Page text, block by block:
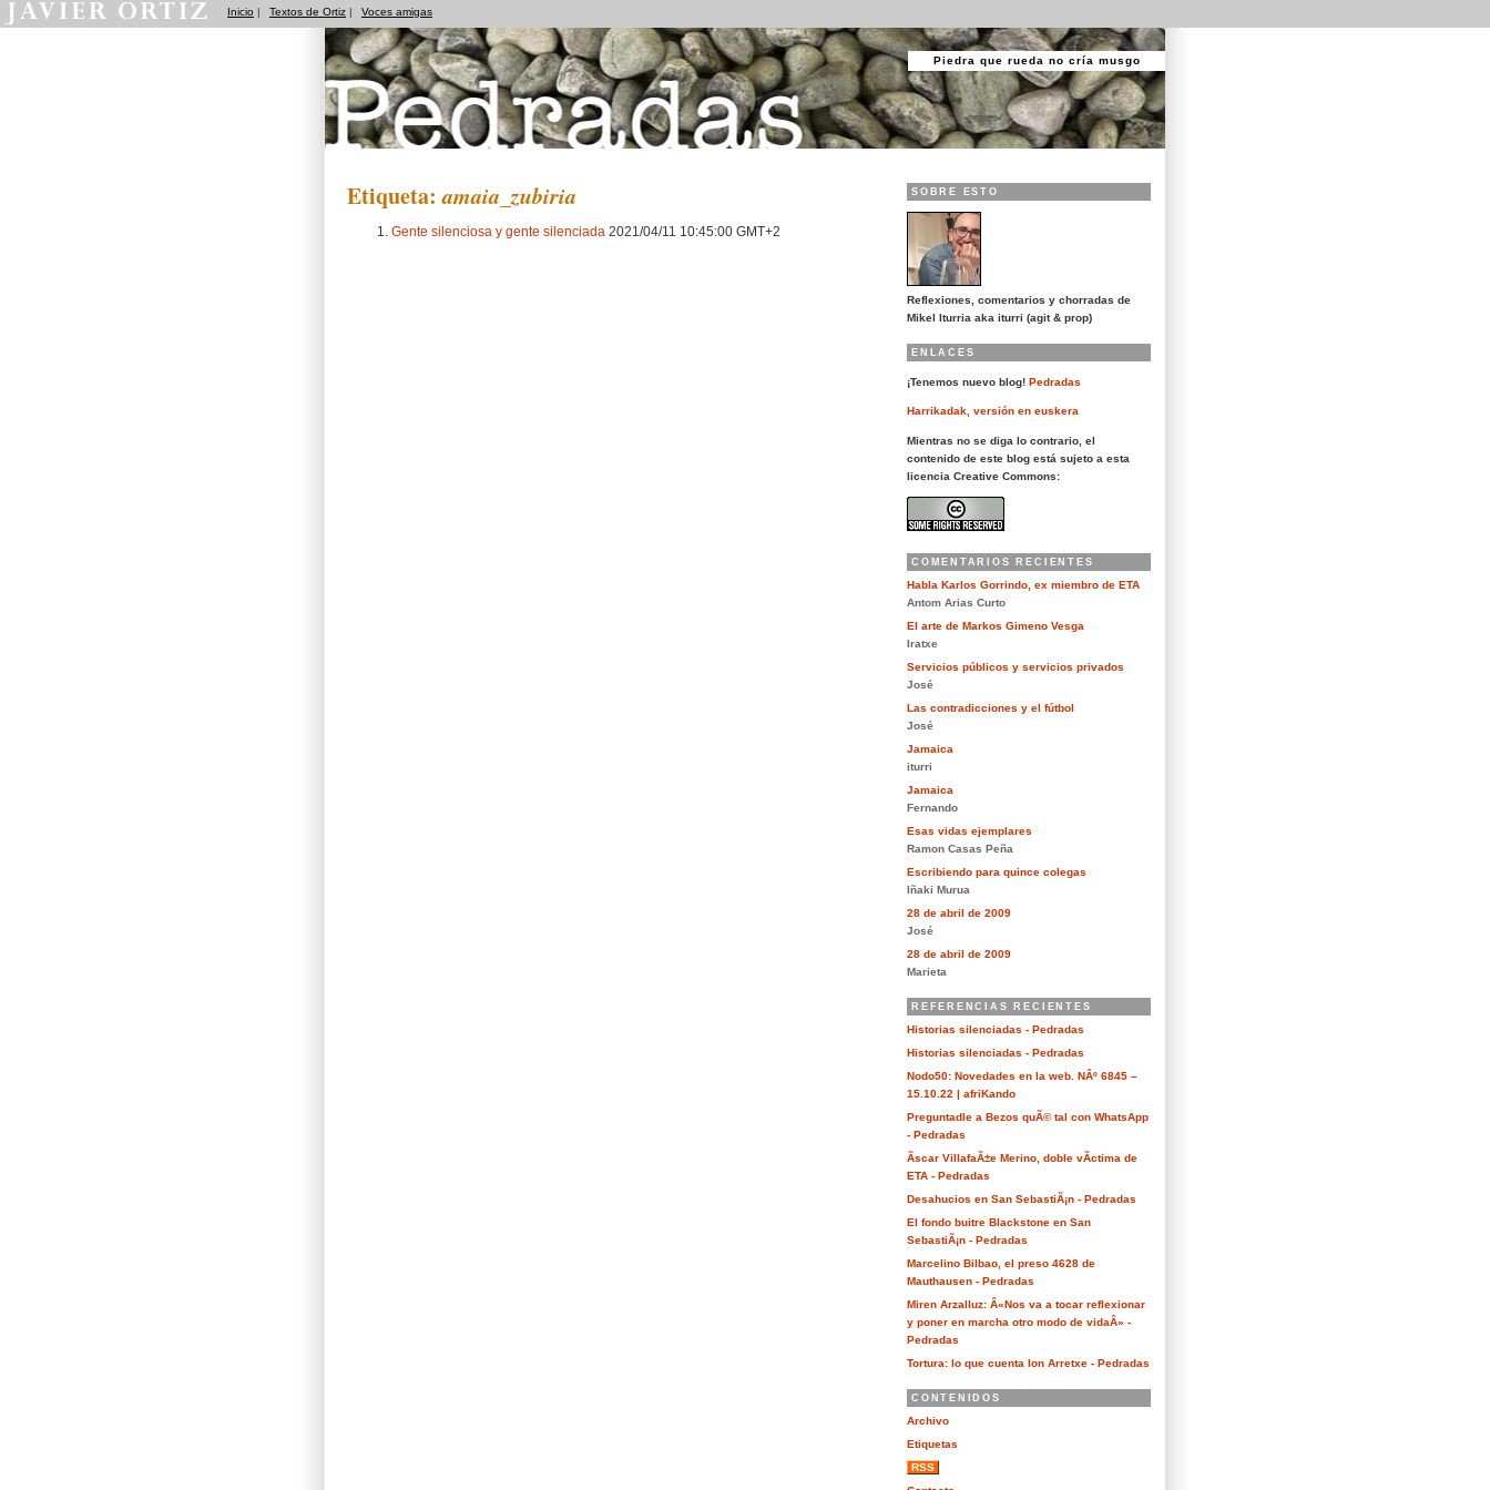
Inicio | Textos de Ortiz | Voces amigas
Piedra que rueda no cría musgo
Etiqueta:amaia_zubiria
Gente silenciosa y gente silenciada 2021/04/11 10:45:00 GMT+2
SOBRE ESTO
Reflexiones, comentarios y chorradas de
Mikel Iturria aka iturri (agit & prop)
ENLACES
¡Tenemos nuevo blog! Pedradas
Harrikadak, versión en euskera
Mientras no se diga lo contrario, el
contenido de este blog está sujeto a esta
licencia Creative Commons:
COMENTARIOS RECIENTES
Habla Karlos Gorrindo, ex miembro de ETA
Antom Arias Curto
El arte de Markos Gimeno Vesga
Iratxe
Servicios públicos y servicios privados
José
Las contradicciones y el fútbol
José
Jamaica
iturri
Jamaica
Fernando
Esas vidas ejemplares
Ramon Casas Peña
Escribiendo para quince colegas
Iñaki Murua
28 de abril de 2009
José
28 de abril de 2009
Marieta
REFERENCIAS RECIENTES
Historias silenciadas - Pedradas
Historias silenciadas - Pedradas
Nodo50: Novedades en la web. NÂº 6845 –
15.10.22 | afriKando
Preguntadle a Bezos quÃ© tal con WhatsApp
- Pedradas
Ãscar VillafaÃ±e Merino, doble vÃ­ctima de
ETA - Pedradas
Desahucios en San SebastiÃ¡n - Pedradas
El fondo buitre Blackstone en San
SebastiÃ¡n - Pedradas
Marcelino Bilbao, el preso 4628 de
Mauthausen - Pedradas
Miren Arzalluz: Â«Nos va a tocar reflexionar
y poner en marcha otro modo de vidaÂ» -
Pedradas
Tortura: lo que cuenta Ion Arretxe - Pedradas
CONTENIDOS
Archivo
Etiquetas
RSS